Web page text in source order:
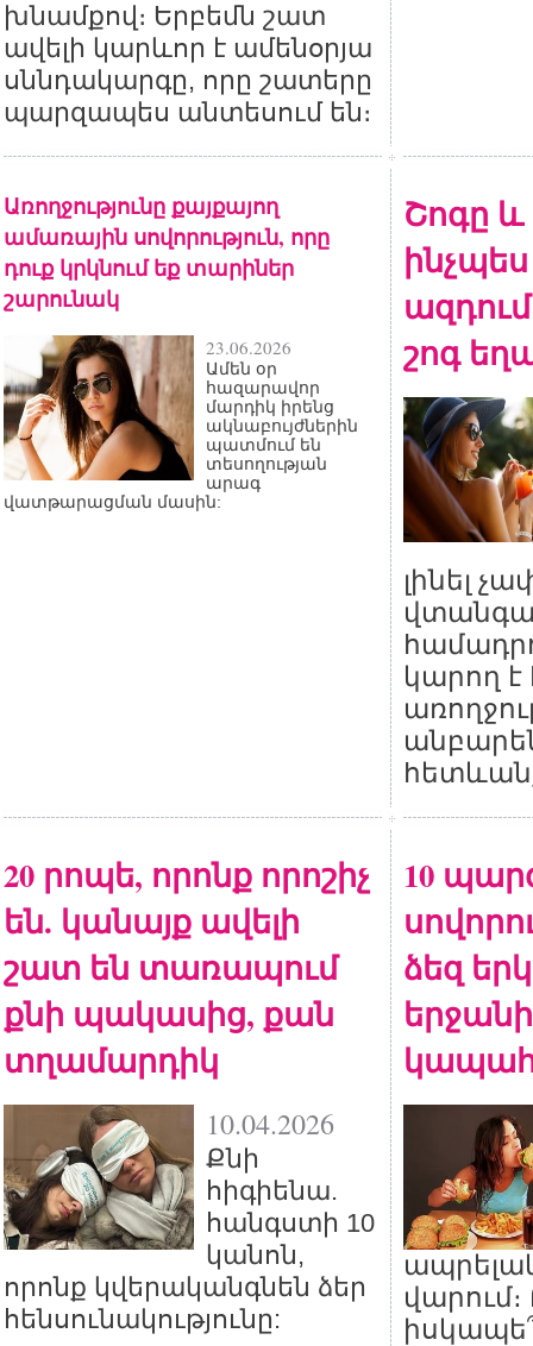
խնամքով։ Երբեմն շատ
ավելի կարևոր է ամենօրյա
սննդակարգը, որը շատերը
պարզապես անտեսում են։
Առողջությունը քայքայող
ամառային սովորություն, որը
դուք կրկնում եք տարիներ
շարունակ
23.06.2026
Ամեն օր
հազարավոր
մարդիկ իրենց
ակնաբույժներին
պատմում են
տեսողության
արագ
վատթարացման մասին:
Շոգը և
ինչպես
շոգ
լինել
կարող է
20 րոպե, որոնք որոշիչ
են. կանայք ավելի
շատ են տառապում
քնի պակասից, քան
տղամարդիկ
10.04.2026
Քնի
հիգիենա.
հանգստի 10
կանոն,
որոնք կվերականգնեն ձեր
հենսունակությունը:
10
ձեզ